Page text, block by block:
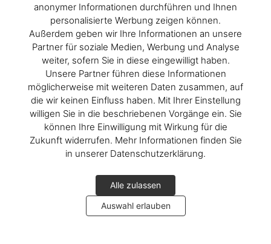
anonymer Informationen durchführen und Ihnen
personalisierte Werbung zeigen können.
Außerdem geben wir Ihre Informationen an unsere
Partner für soziale Medien, Werbung und Analyse
weiter, sofern Sie in diese eingewilligt haben.
Unsere Partner führen diese Informationen
möglicherweise mit weiteren Daten zusammen, auf
die wir keinen Einfluss haben. Mit Ihrer Einstellung
willigen Sie in die beschriebenen Vorgänge ein. Sie
können Ihre Einwilligung mit Wirkung für die
Zukunft widerrufen. Mehr Informationen finden Sie
in unserer Datenschutzerklärung.
Alle zulassen
Auswahl erlauben